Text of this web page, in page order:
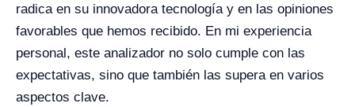
radica en su innovadora tecnología y en las opiniones
favorables que hemos recibido. En mi experiencia
personal, este analizador no solo cumple con las
expectativas, sino que también las supera en varios
aspectos clave.